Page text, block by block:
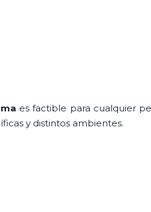
es factible para cualquier
y distintos ambientes.